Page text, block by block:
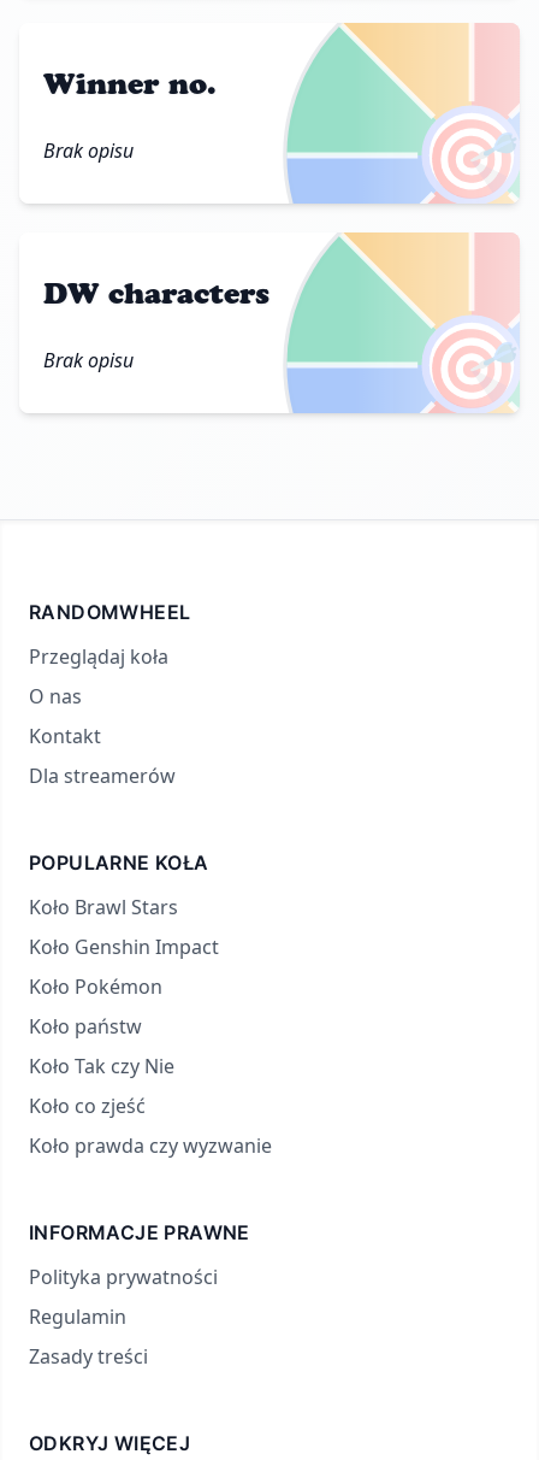
🎯
Winner no.
Brak opisu
🎯
DW characters
Brak opisu
RANDOMWHEEL
Przeglądaj koła
O nas
Kontakt
Dla streamerów
POPULARNE KOŁA
Koło Brawl Stars
Koło Genshin Impact
Koło Pokémon
Koło państw
Koło Tak czy Nie
Koło co zjeść
Koło prawda czy wyzwanie
INFORMACJE PRAWNE
Polityka prywatności
Regulamin
Zasady treści
ODKRYJ WIĘCEJ